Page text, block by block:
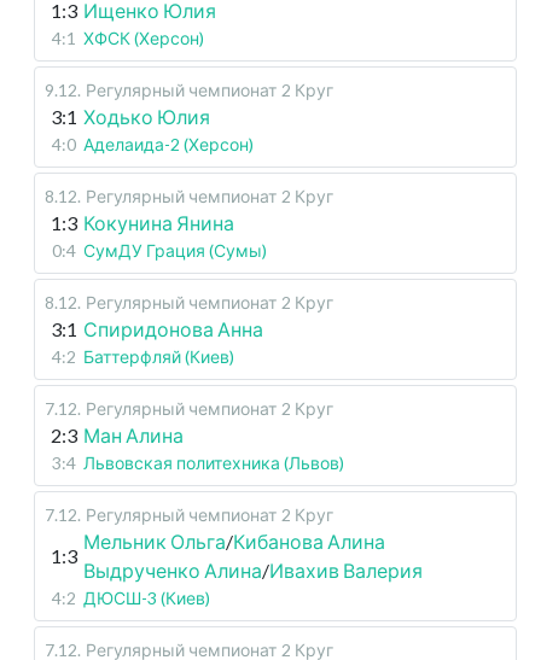
1:3 Ищенко Юлия
4:1 ХФСК (Херсон)
9.12. Регулярный чемпионат 2 Круг
3:1 Ходько Юлия
4:0 Аделаида-2 (Херсон)
8.12. Регулярный чемпионат 2 Круг
1:3 Кокунина Янина
0:4 СумДУ Грация (Сумы)
8.12. Регулярный чемпионат 2 Круг
3:1 Спиридонова Анна
4:2 Баттерфляй (Киев)
7.12. Регулярный чемпионат 2 Круг
2:3 Ман Алина
3:4 Львовская политехника (Львов)
7.12. Регулярный чемпионат 2 Круг
1:3
Мельник Ольга/Кибанова Алина
Выдрученко Алина/Ивахив Валерия
4:2 ДЮСШ-3 (Киев)
7.12. Регулярный чемпионат 2 Круг